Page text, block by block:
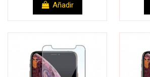
Añadir